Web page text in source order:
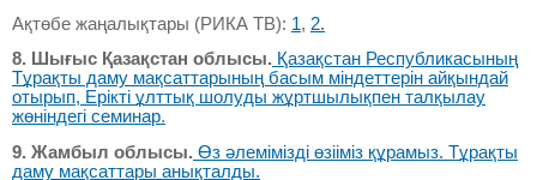
Ақтөбе жаңалықтары (РИКА ТВ): 1, 2.
8. Шығыс Қазақстан облысы. Қазақстан Республикасының
Тұрақты даму мақсаттарының басым міндеттерін айқындай
отырып, Ерікті ұлттық шолуды жұртшылықпен талқылау
жөніндегі семинар.
9. Жамбыл облысы. Өз әлемімізді өзііміз құрамыз. Тұрақты
даму мақсаттары анықталды.